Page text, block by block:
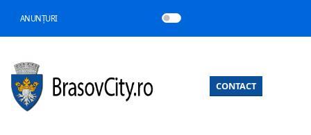
ANUNȚURI
CONTACT